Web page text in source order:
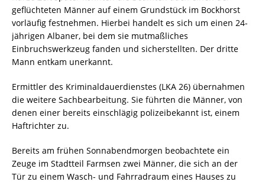
geflüchteten Männer auf einem Grundstück im Bockhorst
vorläufig festnehmen. Hierbei handelt es sich um einen 24-
jährigen Albaner, bei dem sie mutmaßliches
Einbruchswerkzeug fanden und sicherstellten. Der dritte
Mann entkam unerkannt.
Ermittler des Kriminaldauerdienstes (LKA 26) übernahmen
die weitere Sachbearbeitung. Sie führten die Männer, von
denen einer bereits einschlägig polizeibekannt ist, einem
Haftrichter zu.
Bereits am frühen Sonnabendmorgen beobachtete ein
Zeuge im Stadtteil Farmsen zwei Männer, die sich an der
Tür zu einem Wasch- und Fahrradraum eines Hauses zu